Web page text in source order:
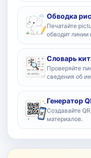
Обводка
Печатайте
обводит линии
Словарь
Проверяйте
сведения об
Генератор
Создавайте
материалов.